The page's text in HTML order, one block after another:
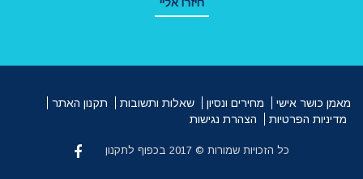
מאמן כושר אישי מחירים ונסיון שאלות ותשובות
תקנון האתר
מדיניות הפרטיות
הצהרת נגישות
כל הזכויות שמורות © 2017 בכפוף לתקנון